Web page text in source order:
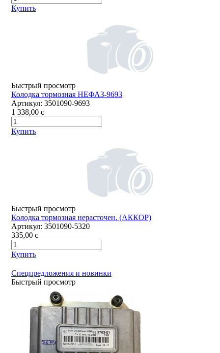
Купить
Быстрый просмотр
Колодка тормозная НЕФАЗ-9693
Артикул: 3501090-9693
1 338,00 c
Купить
Быстрый просмотр
Колодка тормозная нерасточен. (АККОР)
Артикул: 3501090-5320
335,00 c
Купить
Спецпредложения и новинки
Быстрый просмотр